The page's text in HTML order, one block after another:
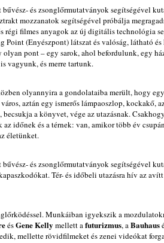
és zsonglőrmutatványok segítségével
mozzanatok segítségével próbálja
régi filmes anyagok az új digitális technológia
Point (Enyészpont) látszat és valóság, látható
pont – egy sarok, ahol befordulunk, egy
vagyunk, és merre tartunk.
olyannyira a gondolataiba merült, hogy
aztán egy ismerős lámpaoszlop, kockakő,
a könyvet, vége az utazásnak.
időnek és a térnek: van, amikor több év
életünket.
és zsonglőrmutatványok segítségével
Tér- és időbeli utazásra hív az
Munkáiban igyekszik a
ésGene Kelly mellett afuturizmus, aBauhaus
mellette rövidfilmeket és zenei videókat